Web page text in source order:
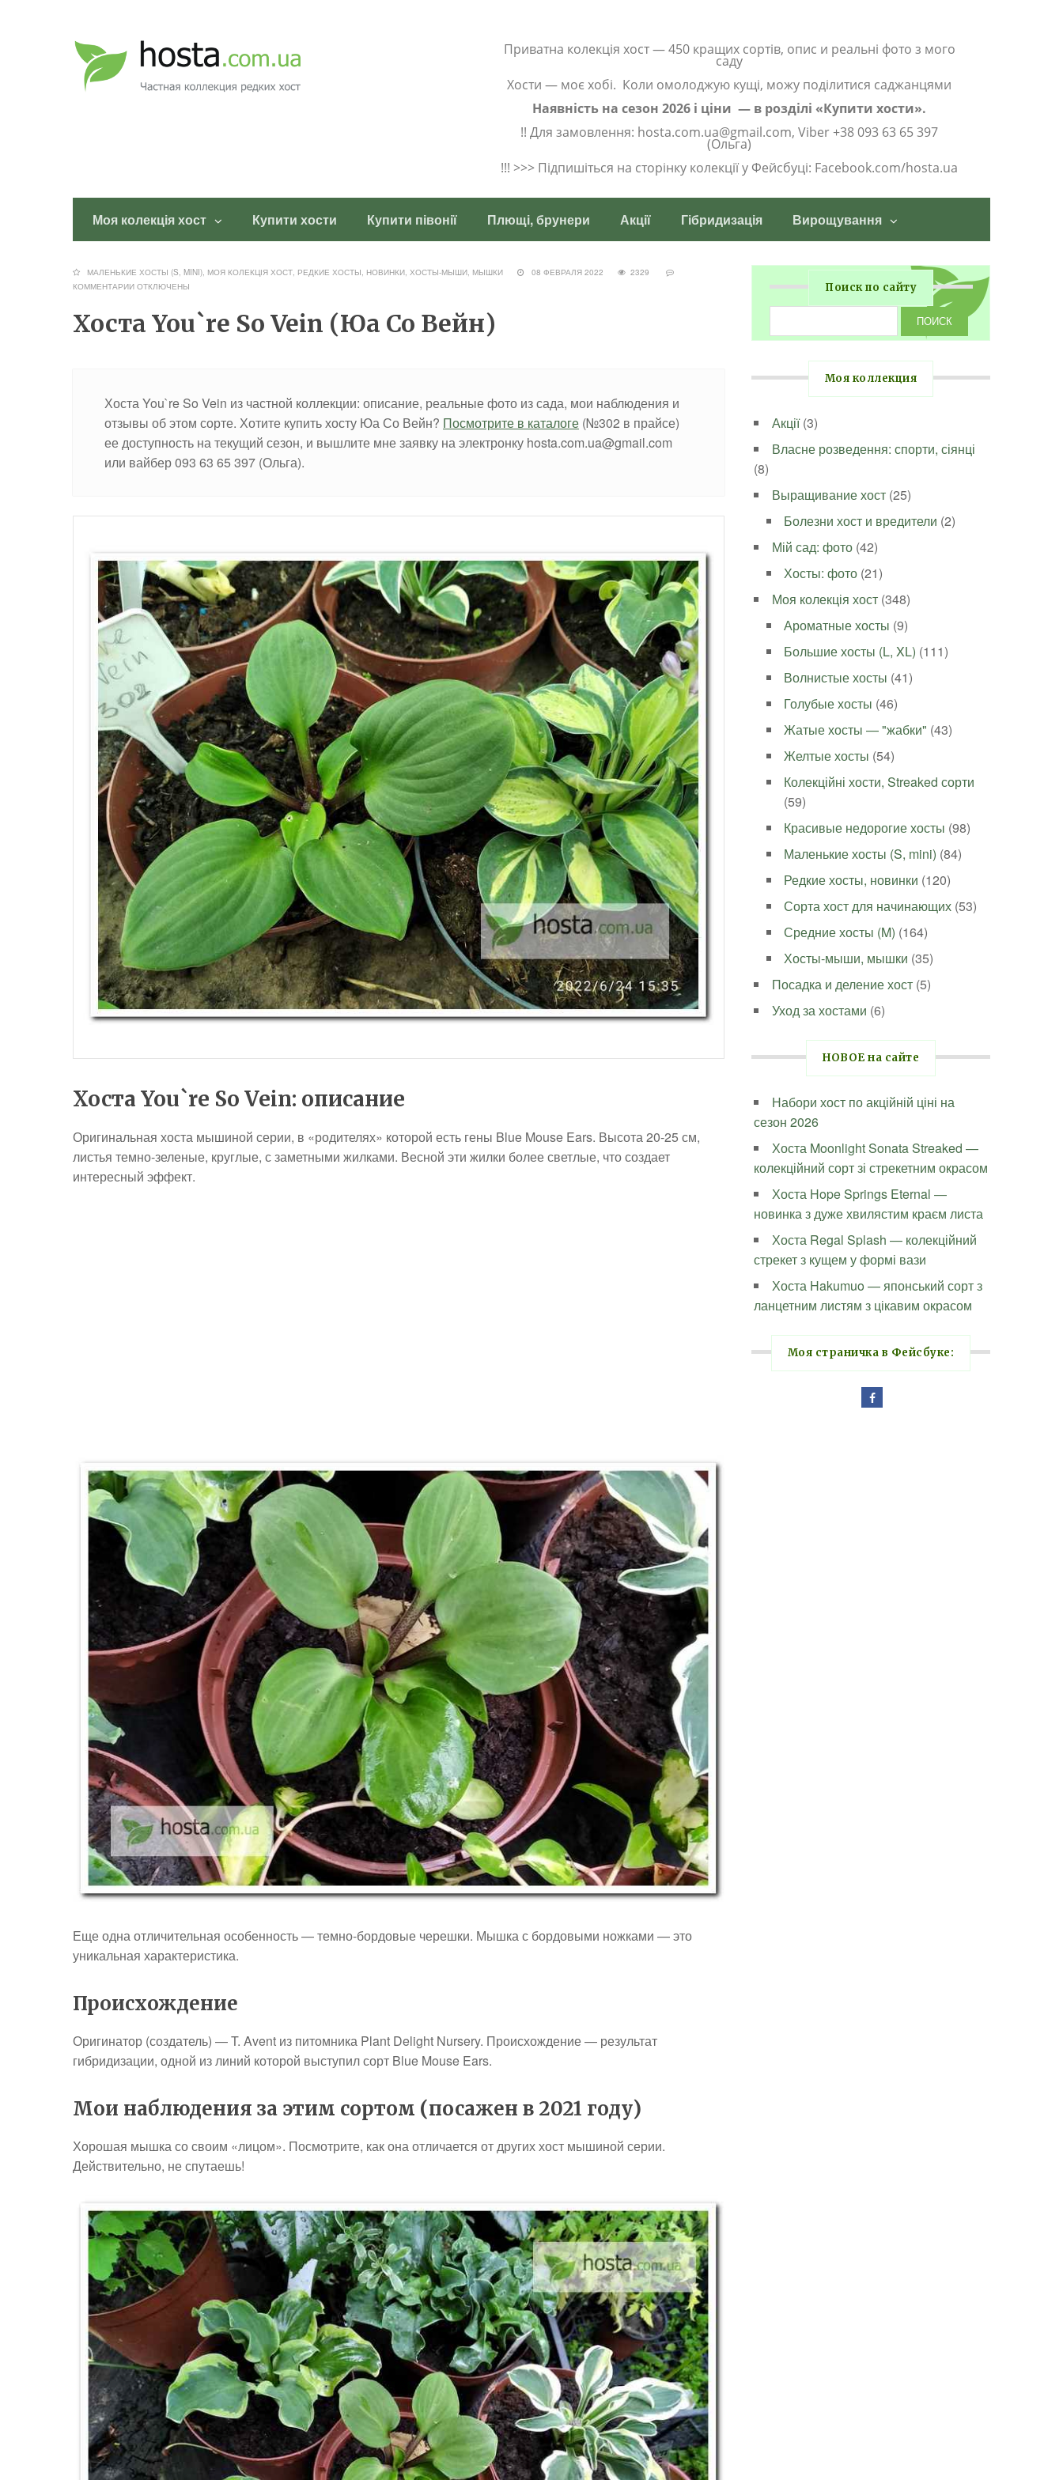
Приватна колекція хост — 450 кращих сортів, опис и реальні фото з мого
саду
Хости — моє хобі. Коли омолоджую кущі, можу поділитися саджанцями
Наявність на сезон 2026 і ціни — в розділі «Купити хости».
!! Для замовлення: hosta.com.ua@gmail.com, Viber +38 093 63 65 397
(Ольга)
!!! >>> Підпишіться на сторінку колекції у Фейсбуці: Facebook.com/hosta.ua
Моя колекція хост Купити хости Купити півонії Плющі, брунери Акції Гібридизація Вирощування
МАЛЕНЬКИЕ ХОСТЫ (S, MINI), МОЯ КОЛЕКЦІЯ ХОСТ, РЕДКИЕ ХОСТЫ, НОВИНКИ, ХОСТЫ-МЫШИ, МЫШКИ 08 ФЕВРАЛЯ 2022
2329
КОММЕНТАРИИ ОТКЛЮЧЕНЫ
Хоста You`re So Vein (Юа Со Вейн)
Хоста You`re So Vein из частной коллекции: описание, реальные фото из сада, мои наблюдения и
отзывы об этом сорте. Хотите купить хосту Юа Со Вейн? Посмотрите в каталоге (№302 в прайсе)
ее доступность на текущий сезон, и вышлите мне заявку на электронку hosta.com.ua@gmail.com
или вайбер 093 63 65 397 (Ольга).
Хоста You`re So Vein: описание
Оригинальная хоста мышиной серии, в «родителях» которой есть гены Blue Mouse Ears. Высота 20-25 см,
листья темно-зеленые, круглые, с заметными жилками. Весной эти жилки более светлые, что создает
интересный эффект.
Еще одна отличительная особенность — темно-бордовые черешки. Мышка с бордовыми ножками — это
уникальная характеристика.
Происхождение
Оригинатор (создатель) — T. Avent из питомника Plant Delight Nursery. Происхождение — результат
гибридизации, одной из линий которой выступил сорт Blue Mouse Ears.
Мои наблюдения за этим сортом (посажен в 2021 году)
Хорошая мышка со своим «лицом». Посмотрите, как она отличается от других хост мышиной серии.
Действительно, не спутаешь!
Поиск по сайту
Моя коллекция
Акції(3)
Власне розведення: спорти, сіянці
(8)
Выращивание хост (25)
Болезни хост и вредители (2)
Мій сад: фото (42)
Хосты: фото (21)
Моя колекція хост (348)
Ароматные хосты (9)
Большие хосты (L, XL) (111)
Волнистые хосты (41)
Голубые хосты (46)
Жатые хосты — "жабки" (43)
Желтые хосты (54)
Колекційні хости, Streaked сорти
(59)
Красивые недорогие хосты (98)
Маленькие хосты (S, mini) (84)
Редкие хосты, новинки (120)
Сорта хост для начинающих (53)
Средние хосты (M) (164)
Хосты-мыши, мышки (35)
Посадка и деление хост (5)
Уход за хостами (6)
НОВОЕ на сайте
Набори хост по акційній ціні на
сезон 2026
Хоста Moonlight Sonata Streaked —
колекційний сорт зі стрекетним окрасом
Хоста Hope Springs Eternal —
новинка з дуже хвилястим краєм листа
Хоста Regal Splash — колекційний
стрекет з кущем у формі вази
Хоста Hakumuo — японський сорт з
ланцетним листям з цікавим окрасом
Моя страничка в Фейсбуке: